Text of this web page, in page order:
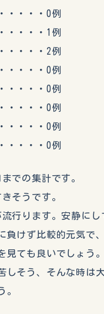
・・・0例
・・・1例
・・・2例
・・・0例
・・・0例
・・・0例
・・・0例
・・・0例
での集計です。
そうです。
行ります。安静に
負けず比較的元気で
見ても良いでしょう
しそう、そんな時は
。